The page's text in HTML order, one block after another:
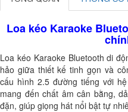
Loa kéo Karaoke
Loa kéo Karaoke Bluetooth di
hảo giữa thiết kế tinh gọn và
cấu hình 2.5 đường tiếng với
mang đến chất âm cân bằng,
đặn, giúp giọng hát nổi bật tự